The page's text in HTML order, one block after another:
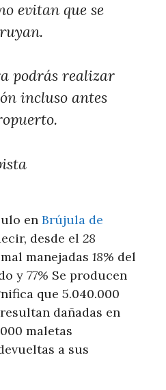
evitan que se
podrás realizar
incluso antes
en Brújula de
desde el 28
manejadas 18% del
y 77% Se producen
que 5.040.000
dañadas en
maletas
a sus